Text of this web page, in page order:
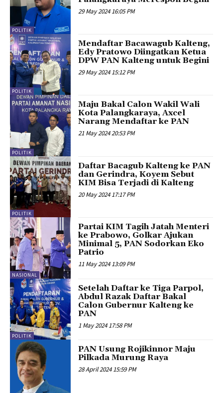
POLITIK
29 May 2024 16:05 PM
POLITIK
Mendaftar Bacawagub Kalteng,
Edy Pratowo Diingatkan Ketua
DPW PAN Kalteng untuk Begini
29 May 2024 15:12 PM
POLITIK
Maju Bakal Calon Wakil Wali
Kota Palangkaraya, Axcel
Narang Mendaftar ke PAN
21 May 2024 20:53 PM
POLITIK
Daftar Bacagub Kalteng ke PAN
dan Gerindra, Koyem Sebut
KIM Bisa Terjadi di Kalteng
20 May 2024 17:17 PM
NASIONAL
Partai KIM Tagih Jatah Menteri
ke Prabowo, Golkar Ajukan
Minimal 5, PAN Sodorkan Eko
Patrio
11 May 2024 13:09 PM
POLITIK
Setelah Daftar ke Tiga Parpol,
Abdul Razak Daftar Bakal
Calon Gubernur Kalteng ke
PAN
1 May 2024 17:58 PM
PAN Usung Rojikinnor Maju
Pilkada Murung Raya
28 April 2024 15:59 PM